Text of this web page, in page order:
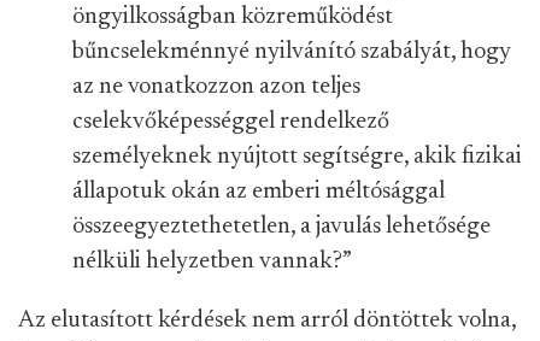
öngyilkosságban közreműködést
bűncselekménnyé nyilvánító szabályát, hogy
az ne vonatkozzon azon teljes
cselekvőképességgel rendelkező
személyeknek nyújtott segítségre, akik fizikai
állapotuk okán az emberi méltósággal
összeegyeztethetetlen, a javulás lehetősége
nélküli helyzetben vannak?”
Az elutasított kérdések nem arról döntöttek volna,